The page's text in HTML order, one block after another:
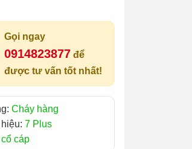
Gọi ngay
0914823877 để
được tư vấn tốt nhất!
Cháy hàng
7 Plus
cổ cáp